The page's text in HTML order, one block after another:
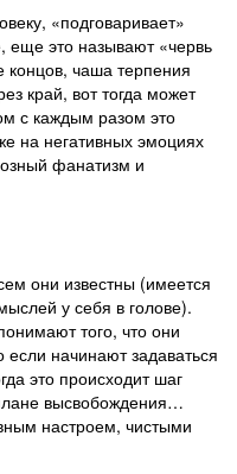
«подговаривает»
еще это называют «червь
концов, чаша терпения
край, вот тогда может
с каждым разом это
на негативных эмоциях
фанатизм и
они известны (имеется
у себя в голове).
того, что они
если начинают задаваться
это происходит шаг
высвобождения…
настроем, чистыми